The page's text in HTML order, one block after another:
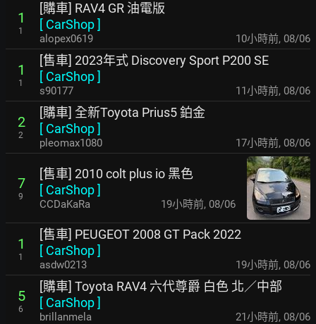
1
1
[購車] RAV4 GR 油電版
[ CarShop]
alopex0619 10小時前, 08/06
1
1
[售車] 2023年式 Discovery Sport P200 SE
[ CarShop]
s90177 11小時前, 08/06
2
2
[購車] 全新Toyota Prius5 鉑金
[ CarShop]
pleomax1080 17小時前, 08/06
7
9
[售車] 2010 colt plus io 黑色
[ CarShop]
CCDaKaRa 19小時前, 08/06
1
1
[售車] PEUGEOT 2008 GT Pack 2022
[ CarShop]
asdw0213 19小時前, 08/06
5
6
[購車] Toyota RAV4 六代尊爵 白色 北／中部
[ CarShop]
brillanmela 21小時前, 08/06